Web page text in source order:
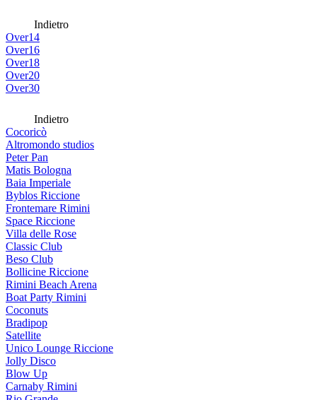
Indietro
Over14
Over16
Over18
Over20
Over30
Indietro
Cocoricò
Altromondo studios
Peter Pan
Matis Bologna
Baia Imperiale
Byblos Riccione
Frontemare Rimini
Space Riccione
Villa delle Rose
Classic Club
Beso Club
Bollicine Riccione
Rimini Beach Arena
Boat Party Rimini
Coconuts
Bradipop
Satellite
Unico Lounge Riccione
Jolly Disco
Blow Up
Carnaby Rimini